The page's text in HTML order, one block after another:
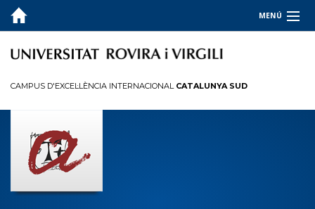
MENÚ
L'ESCOLA
SOCIETAT I EMPRESA
QUALITAT
INFORMACIÓ PER A...
CAMPUS D'EXCEL·LÈNCIA INTERNACIONAL CATALUNYA SUD